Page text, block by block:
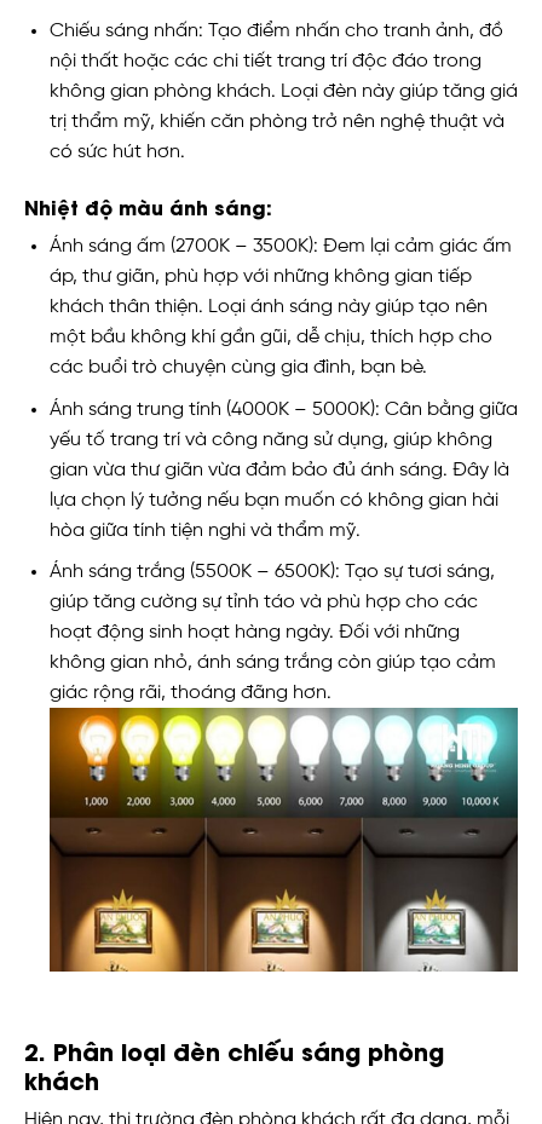
Chiếu sáng nhấn: Tạo điểm nhấn cho tranh ảnh, đồ
nội thất hoặc các chi tiết trang trí độc đáo trong
không gian phòng khách. Loại đèn này giúp tăng giá
trị thẩm mỹ, khiến căn phòng trở nên nghệ thuật và
có sức hút hơn.
Nhiệt độ màu ánh sáng:
Ánh sáng ấm (2700K – 3500K): Đem lại cảm giác ấm
áp, thư giãn, phù hợp với những không gian tiếp
khách thân thiện. Loại ánh sáng này giúp tạo nên
một bầu không khí gần gũi, dễ chịu, thích hợp cho
các buổi trò chuyện cùng gia đình, bạn bè.
Ánh sáng trung tính (4000K – 5000K): Cân bằng giữa
yếu tố trang trí và công năng sử dụng, giúp không
gian vừa thư giãn vừa đảm bảo đủ ánh sáng. Đây là
lựa chọn lý tưởng nếu bạn muốn có không gian hài
hòa giữa tính tiện nghi và thẩm mỹ.
Ánh sáng trắng (5500K – 6500K): Tạo sự tươi sáng,
giúp tăng cường sự tỉnh táo và phù hợp cho các
hoạt động sinh hoạt hàng ngày. Đối với những
không gian nhỏ, ánh sáng trắng còn giúp tạo cảm
giác rộng rãi, thoáng đãng hơn.
2. Phân loại đèn chiếu sáng phòng
khách